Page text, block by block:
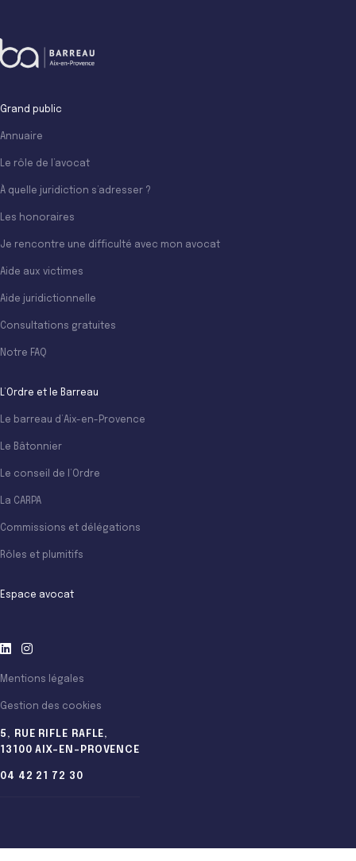
Grand public
Annuaire
Le rôle de l’avocat
À quelle juridiction s’adresser ?
Les honoraires
Je rencontre une difficulté avec mon avocat
Aide aux victimes
Aide juridictionnelle
Consultations gratuites
Notre FAQ
L’Ordre et le Barreau
Le barreau d’Aix-en-Provence
Le Bâtonnier
Le conseil de l’Ordre
La CARPA
Commissions et délégations
Rôles et plumitifs
Espace avocat
Mentions légales
Gestion des cookies
5, RUE RIFLE RAFLE,
13100 AIX-EN-PROVENCE
04 42 21 72 30